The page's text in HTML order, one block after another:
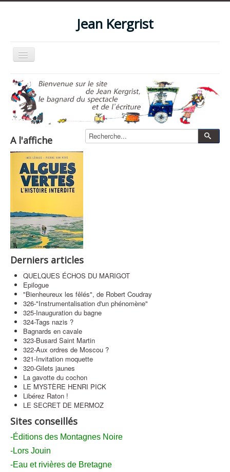
Jean Kergrist
Basculer
la
Accueil
Qui suis-je ?
Le blog
Les spectacles
Les films et vidéos
La boutique
Zone pro
Contact
A l'affiche
Derniers articles
QUELQUES ÉCHOS DU MARIGOT
Epilogue
"Bienheureux les fêlés", de Robert Coudray
326-"Instrumentalisation d'un phénomène"
325-Inauguration du bagne
324-Tags nazis ?
Bagnards en cavale
323-Busard Saint Martin
322-Aux ordres de Moscou ?
321-Invitation moquette
320-Gilets jaunes
La gavotte du cochon
LE MYSTÈRE HENRI PICK
Libérez Raton !
LE SECRET DE MERMOZ
Sites conseillés
-Éditions des Montagnes Noire
-Lors Jouin
-Eau et rivières de Bretagne